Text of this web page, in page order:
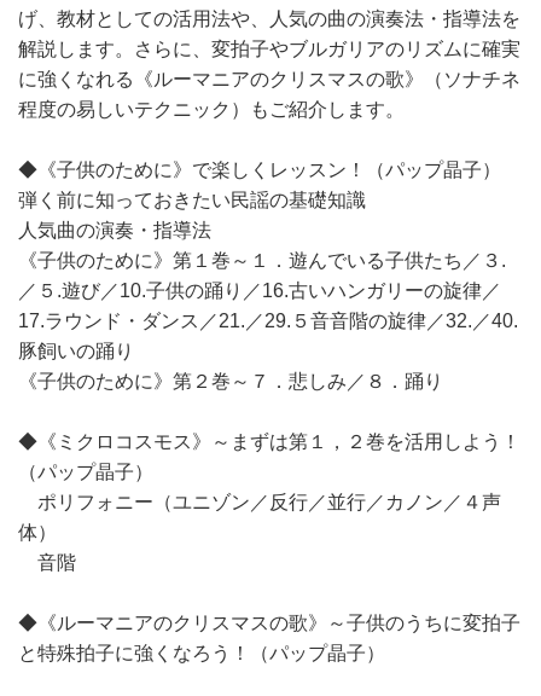
げ、教材としての活用法や、人気の曲の演奏法・指導法を
解説します。さらに、変拍子やブルガリアのリズムに確実
に強くなれる《ルーマニアのクリスマスの歌》（ソナチネ
程度の易しいテクニック）もご紹介します。
◆《子供のために》で楽しくレッスン！（パップ晶子）
弾く前に知っておきたい民謡の基礎知識
人気曲の演奏・指導法
《子供のために》第１巻～１．遊んでいる子供たち／３.
／５.遊び／10.子供の踊り／16.古いハンガリーの旋律／
17.ラウンド・ダンス／21.／29.５音音階の旋律／32.／40.
豚飼いの踊り
《子供のために》第２巻～７．悲しみ／８．踊り
◆《ミクロコスモス》～まずは第１，２巻を活用しよう！
（パップ晶子）
ポリフォニー（ユニゾン／反行／並行／カノン／４声
体）
音階
◆《ルーマニアのクリスマスの歌》～子供のうちに変拍子
と特殊拍子に強くなろう！（パップ晶子）